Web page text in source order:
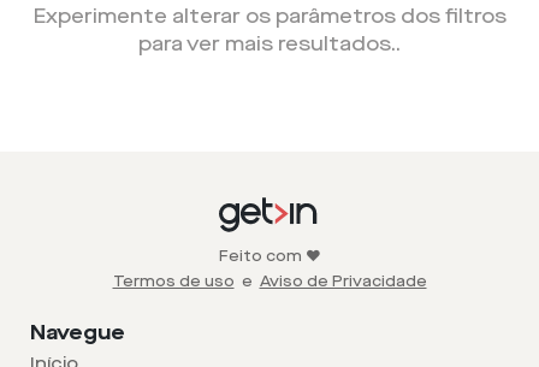
Experimente alterar os parâmetros dos filtros
para ver mais resultados..
Feito com ❤️
Termos de uso e Aviso de Privacidade
Navegue